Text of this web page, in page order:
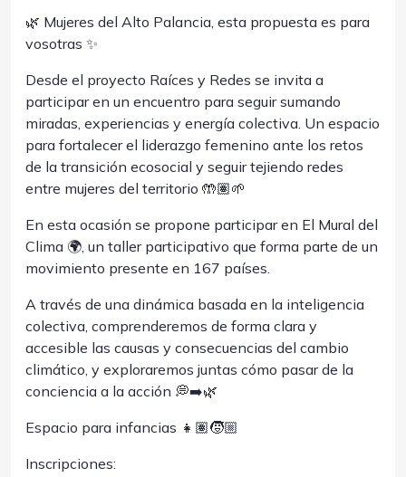
🌿 Mujeres del Alto Palancia, esta propuesta es para
vosotras ✨
Desde el proyecto Raíces y Redes se invita a
participar en un encuentro para seguir sumando
miradas, experiencias y energía colectiva. Un espacio
para fortalecer el liderazgo femenino ante los retos
de la transición ecosocial y seguir tejiendo redes
entre mujeres del territorio 🤲🏽🌱
En esta ocasión se propone participar en El Mural del
Clima 🌍, un taller participativo que forma parte de un
movimiento presente en 167 países.
A través de una dinámica basada en la inteligencia
colectiva, comprenderemos de forma clara y
accesible las causas y consecuencias del cambio
climático, y exploraremos juntas cómo pasar de la
conciencia a la acción 💭➡️🌿
Espacio para infancias 👧🏽🧒🏼
Inscripciones: